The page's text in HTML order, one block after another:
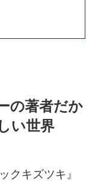
の著者だか
い世界
クキズツキ』